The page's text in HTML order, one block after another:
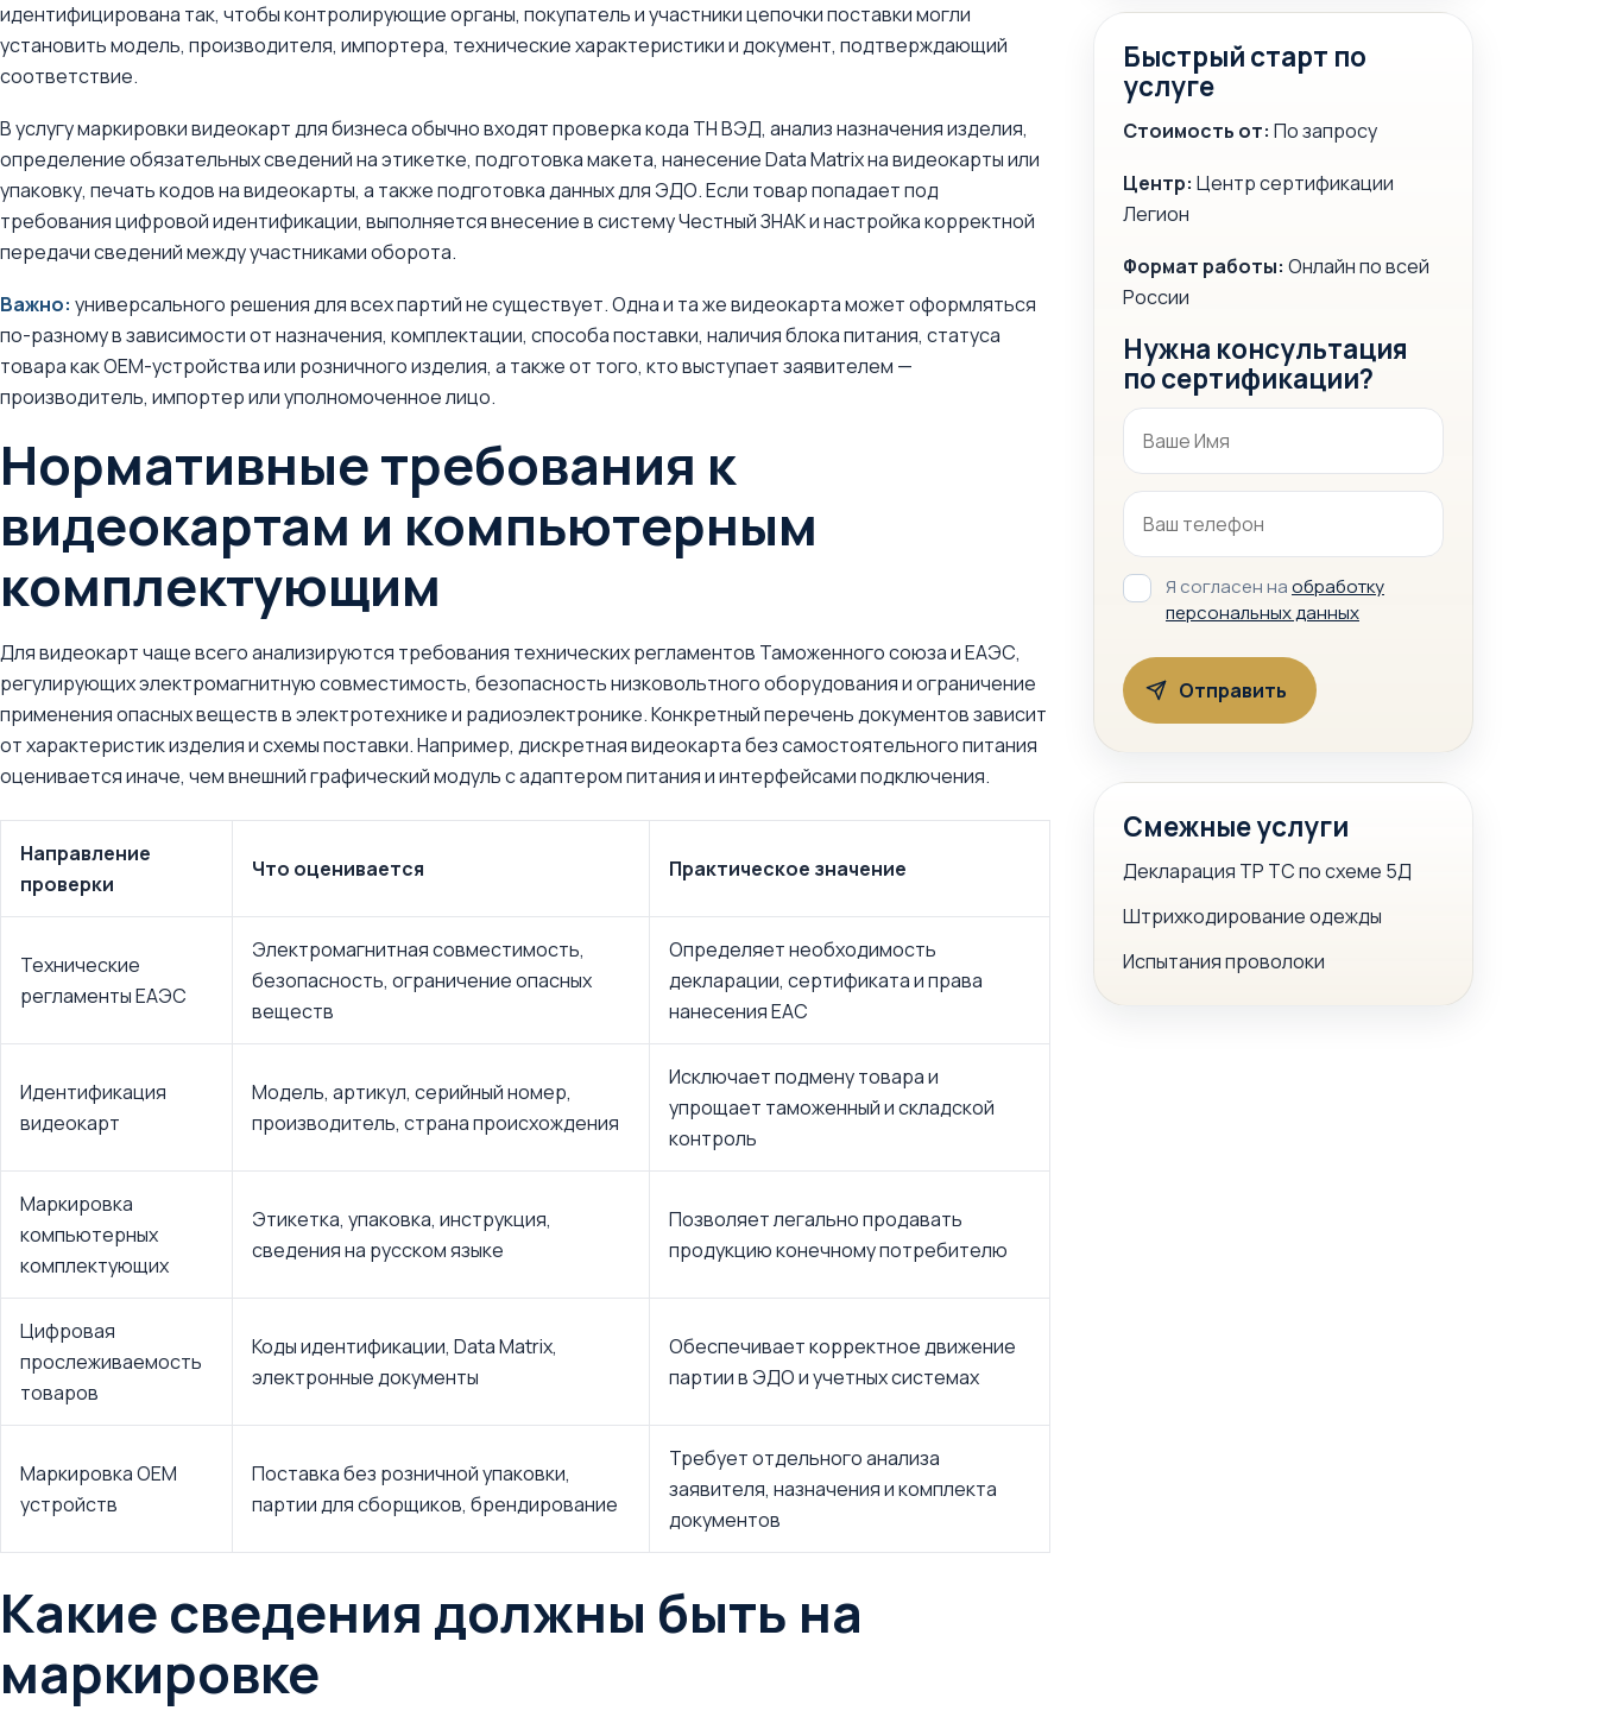
идентифицирована так, чтобы контролирующие органы, покупатель и участники цепочки поставки могли
установить модель, производителя, импортера, технические характеристики и документ, подтверждающий
соответствие.
В услугу маркировки видеокарт для бизнеса обычно входят проверка кода ТН ВЭД, анализ назначения изделия,
определение обязательных сведений на этикетке, подготовка макета, нанесение Data Matrix на видеокарты или
упаковку, печать кодов на видеокарты, а также подготовка данных для ЭДО. Если товар попадает под
требования цифровой идентификации, выполняется внесение в систему Честный ЗНАК и настройка корректной
передачи сведений между участниками оборота.
Важно: универсального решения для всех партий не существует. Одна и та же видеокарта может оформляться
по-разному в зависимости от назначения, комплектации, способа поставки, наличия блока питания, статуса
товара как OEM-устройства или розничного изделия, а также от того, кто выступает заявителем —
производитель, импортер или уполномоченное лицо.
Нормативные требования к
видеокартам и компьютерным
комплектующим
Для видеокарт чаще всего анализируются требования технических регламентов Таможенного союза и ЕАЭС,
регулирующих электромагнитную совместимость, безопасность низковольтного оборудования и ограничение
применения опасных веществ в электротехнике и радиоэлектронике. Конкретный перечень документов зависит
от характеристик изделия и схемы поставки. Например, дискретная видеокарта без самостоятельного питания
оценивается иначе, чем внешний графический модуль с адаптером питания и интерфейсами подключения.
Направление
проверки
Что оценивается Практическое значение
Технические
регламенты ЕАЭС
Электромагнитная совместимость,
безопасность, ограничение опасных
веществ
Определяет необходимость
декларации, сертификата и права
нанесения ЕАС
Идентификация
видеокарт
Модель, артикул, серийный номер,
производитель, страна происхождения
Исключает подмену товара и
упрощает таможенный и складской
контроль
Маркировка
компьютерных
комплектующих
Этикетка, упаковка, инструкция,
сведения на русском языке
Позволяет легально продавать
продукцию конечному потребителю
Цифровая
прослеживаемость
товаров
Коды идентификации, Data Matrix,
электронные документы
Обеспечивает корректное движение
партии в ЭДО и учетных системах
Маркировка OEM
устройств
Поставка без розничной упаковки,
партии для сборщиков, брендирование
Требует отдельного анализа
заявителя, назначения и комплекта
документов
Какие сведения должны быть на
маркировке
Быстрый старт по
услуге
Стоимость от: По запросу
Центр: Центр сертификации
Легион
Формат работы: Онлайн по всей
России
Нужна консультация
по сертификации?
Я согласен наобработку
персональных данных
Смежные услуги
Декларация ТР ТС по схеме 5Д
Штрихкодирование одежды
Испытания проволоки